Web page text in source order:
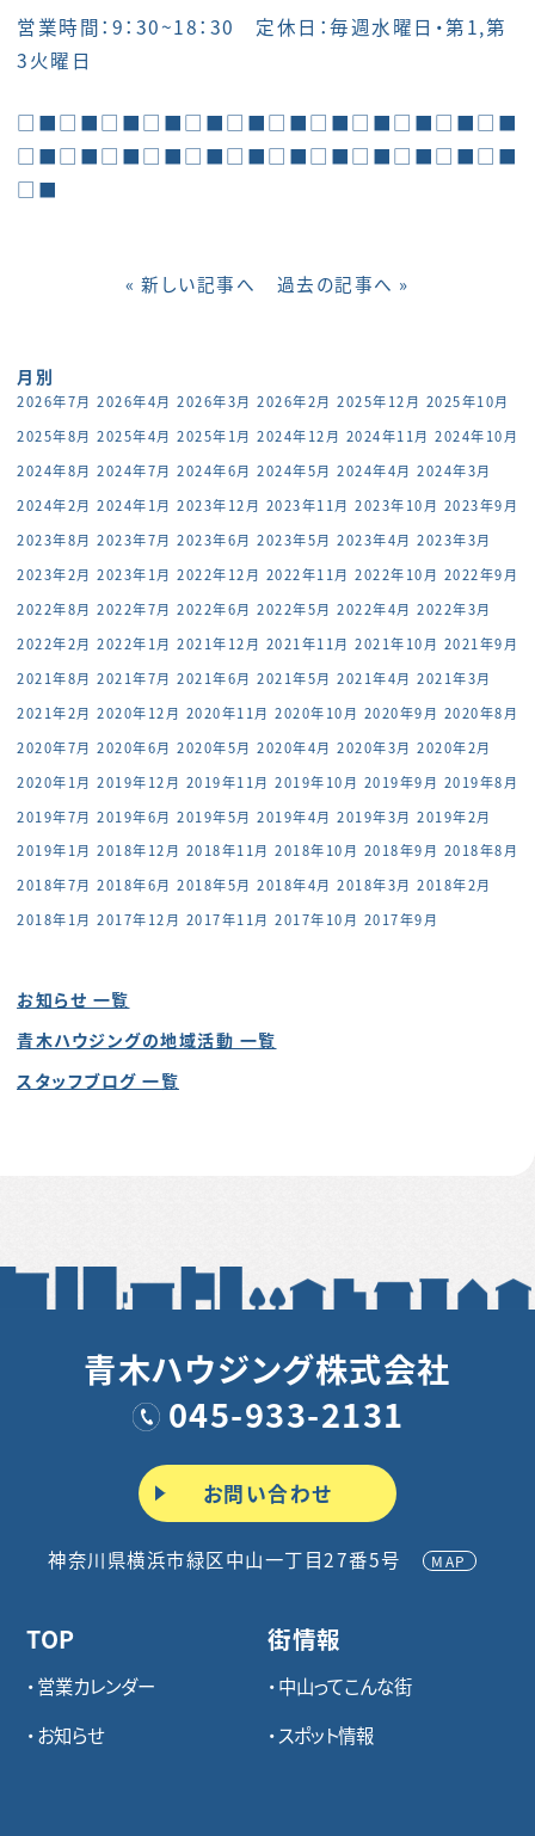
営業時間：9：30~18：30 定休日：毎週水曜日・第1,第
3火曜日
□■□■□■□■□■□■□■□■□■□■□■□■
□■□■□■□■□■□■□■□■□■□■□■□■
□■
« 新しい記事へ 過去の記事へ »
月別
2026年7月 2026年4月 2026年3月 2026年2月 2025年12月 2025年10月
2025年8月 2025年4月 2025年1月 2024年12月 2024年11月 2024年10月
2024年8月 2024年7月 2024年6月 2024年5月 2024年4月 2024年3月
2024年2月 2024年1月 2023年12月 2023年11月 2023年10月 2023年9月
2023年8月 2023年7月 2023年6月 2023年5月 2023年4月 2023年3月
2023年2月 2023年1月 2022年12月 2022年11月 2022年10月 2022年9月
2022年8月 2022年7月 2022年6月 2022年5月 2022年4月 2022年3月
2022年2月 2022年1月 2021年12月 2021年11月 2021年10月 2021年9月
2021年8月 2021年7月 2021年6月 2021年5月 2021年4月 2021年3月
2021年2月 2020年12月 2020年11月 2020年10月 2020年9月 2020年8月
2020年7月 2020年6月 2020年5月 2020年4月 2020年3月 2020年2月
2020年1月 2019年12月 2019年11月 2019年10月 2019年9月 2019年8月
2019年7月 2019年6月 2019年5月 2019年4月 2019年3月 2019年2月
2019年1月 2018年12月 2018年11月 2018年10月 2018年9月 2018年8月
2018年7月 2018年6月 2018年5月 2018年4月 2018年3月 2018年2月
2018年1月 2017年12月 2017年11月 2017年10月 2017年9月
お知らせ 一覧
青木ハウジングの地域活動 一覧
スタッフブログ 一覧
青木ハウジング株式会社
045-933-2131
お問い合わせ
神奈川県横浜市緑区中山一丁目27番5号 MAP
TOP
営業カレンダー
お知らせ
街情報
中山ってこんな街
スポット情報